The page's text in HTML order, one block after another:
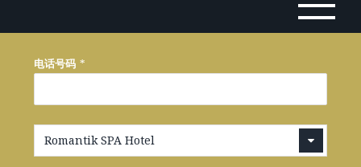
电话号码 *
Romantik SPA Hotel